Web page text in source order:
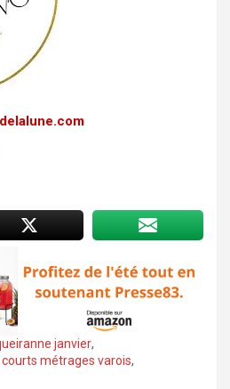
janvier,
courts métrages varois,